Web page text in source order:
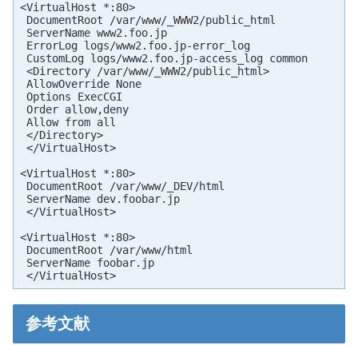
<VirtualHost *:80>
DocumentRoot /var/www/_WWW2/public_html
ServerName www2.foo.jp
ErrorLog logs/www2.foo.jp-error_log
CustomLog logs/www2.foo.jp-access_log common
<Directory /var/www/_WWW2/public_html>
AllowOverride None
Options ExecCGI
Order allow,deny
Allow from all
</Directory>
</VirtualHost>
<VirtualHost *:80>
DocumentRoot /var/www/_DEV/html
ServerName dev.foobar.jp
</VirtualHost>
<VirtualHost *:80>
DocumentRoot /var/www/html
ServerName foobar.jp
</VirtualHost>
参考文献